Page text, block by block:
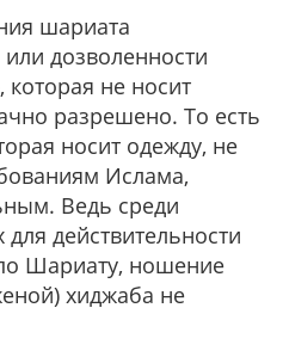
шариата
дозволенности
не носит
разрешено. То есть
носит одежду, не
Ислама,
Ведь среди
действительности
Шариату, ношение
хиджаба не